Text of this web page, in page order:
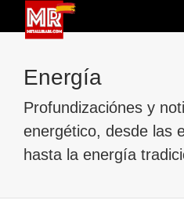
Energía
Profundizaciónes y
energético, desde las
hasta la energía